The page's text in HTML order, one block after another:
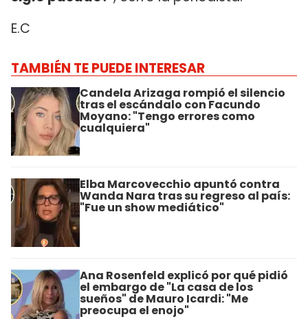
E.C
TAMBIÉN TE PUEDE INTERESAR
Candela Arizaga rompió el silencio
tras el escándalo con Facundo
Moyano: "Tengo errores como
cualquiera"
Elba Marcovecchio apuntó contra
Wanda Nara tras su regreso al país:
"Fue un show mediático"
Ana Rosenfeld explicó por qué pidió
el embargo de "La casa de los
sueños" de Mauro Icardi: "Me
preocupa el enojo"